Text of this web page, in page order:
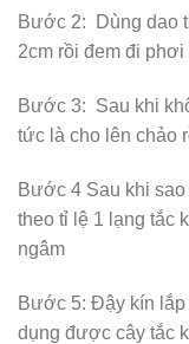
Bước 2: Dùng dao
2cm rồi đem đi
Bước 3: Sau khi
tức là cho lên chảo
Bước 4 Sau khi
theo tỉ lệ 1 lạng tắc
ngâm
Bước 5: Đậy kín lắp
dụng được cây tắc